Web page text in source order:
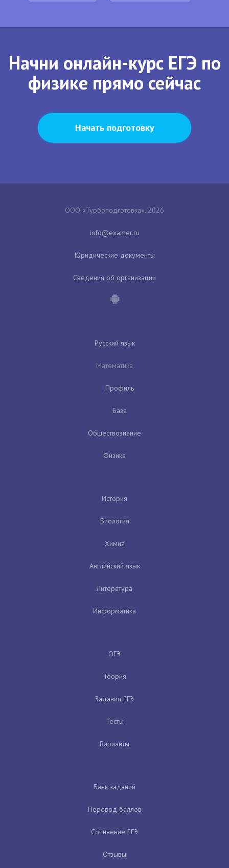
Начни онлайн-курс ЕГЭ по
физике прямо сейчас
Начать подготовку
ООО «Турбоподготовка», 2026
Юридические документы
Сведения об организации
Русский язык
Математика
Профиль
База
Обществознание
Физика
История
Биология
Химия
Английский язык
Литература
Информатика
ОГЭ
Теория
Задания ЕГЭ
Тесты
Варианты
Банк заданий
Перевод баллов
Сочинение ЕГЭ
Отзывы